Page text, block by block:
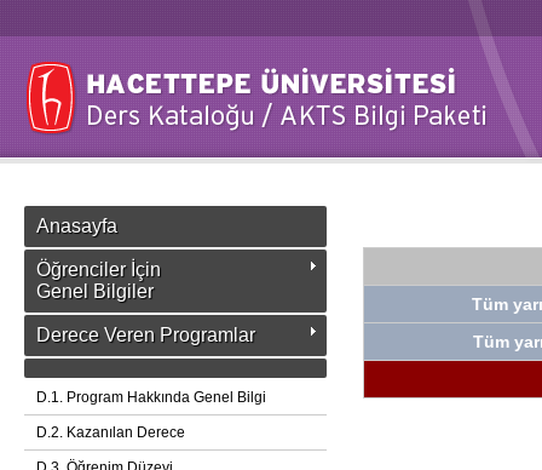
Anasayfa
Öğrenciler İçin
Genel Bilgiler
Derece Veren Programlar
D.1. Program Hakkında Genel Bilgi
D.2. Kazanılan Derece
Tüm
Tüm